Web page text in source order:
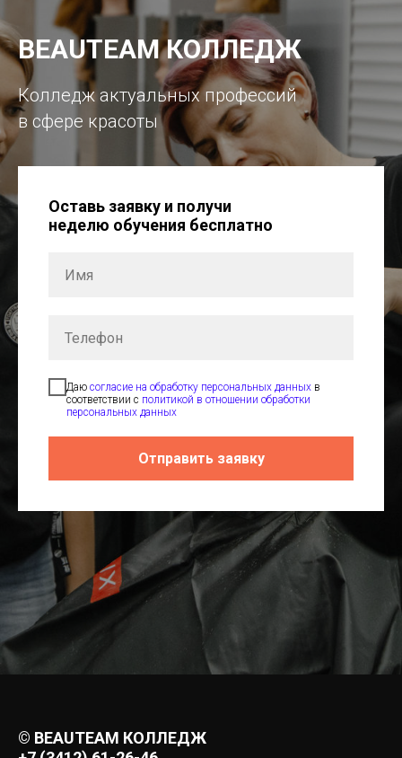
BEAUTEAM КОЛЛЕДЖ
Колледж актуальных профессий
в сфере красоты
Оставь заявку и получи
неделю обучения бесплатно
Даю согласие на обработку персональных данных в
соответствии с политикой в отношении обработки
персональных данных
Отправить заявку
© BEAUTEAM КОЛЛЕДЖ